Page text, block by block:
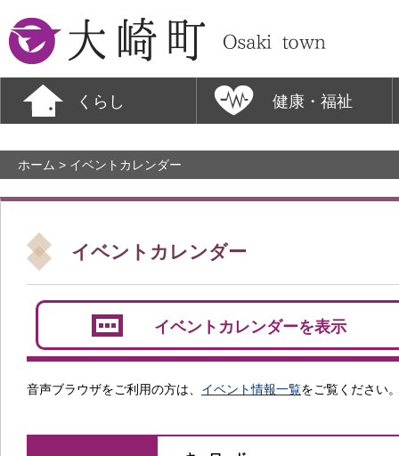
大崎町
くらし 健康・福祉
ホーム > イベントカレンダー
イベントカレンダー
イベントカレンダーを表示
音声ブラウザをご利用の方は、 イベント情報一覧をご覧ください